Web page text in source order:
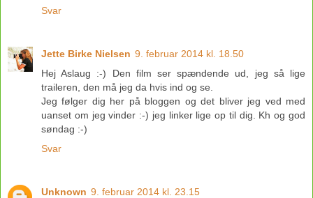
Svar
Jette Birke Nielsen 9. februar 2014 kl. 18.50
Hej Aslaug :-) Den film ser spændende ud, jeg så lige
traileren, den må jeg da hvis ind og se.
Jeg følger dig her på bloggen og det bliver jeg ved med
uanset om jeg vinder :-) jeg linker lige op til dig. Kh og god
søndag :-)
Svar
Unknown 9. februar 2014 kl. 23.15